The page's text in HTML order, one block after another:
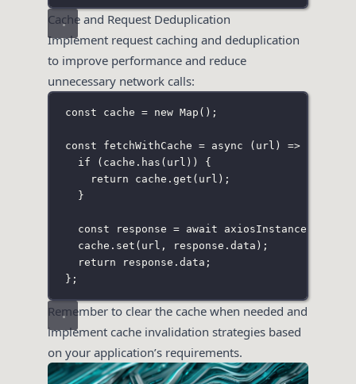
Cache and Request Deduplication
Implement request caching and deduplication
to improve performance and reduce
unnecessary network calls:
const cache = new Map ();
const fetchWithCache = async ( url ) => {
if (cache. has (url)) {
return cache. get (url);
}
const response = await axiosInstance.
cache. set (url, response.data);
return response.data;
};
Remember to clear the cache when needed and
implement cache invalidation strategies based
on your application’s requirements.